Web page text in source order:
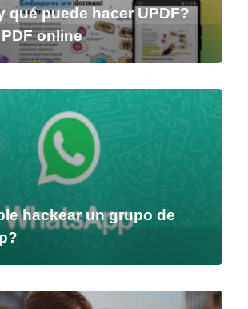
qué puede hacer UPDF?
online
hackear un grupo de